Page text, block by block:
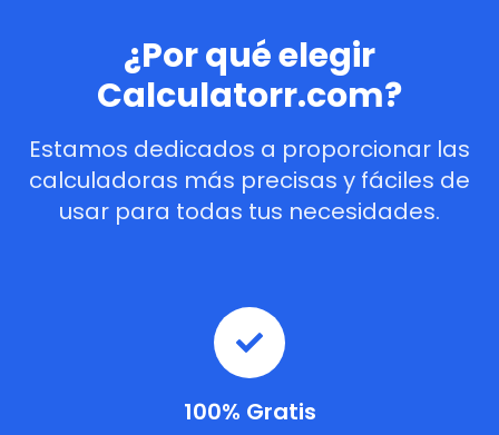
¿Por qué elegir
Calculatorr.com?
Estamos dedicados a proporcionar las
calculadoras más precisas y fáciles de
usar para todas tus necesidades.
100% Gratis